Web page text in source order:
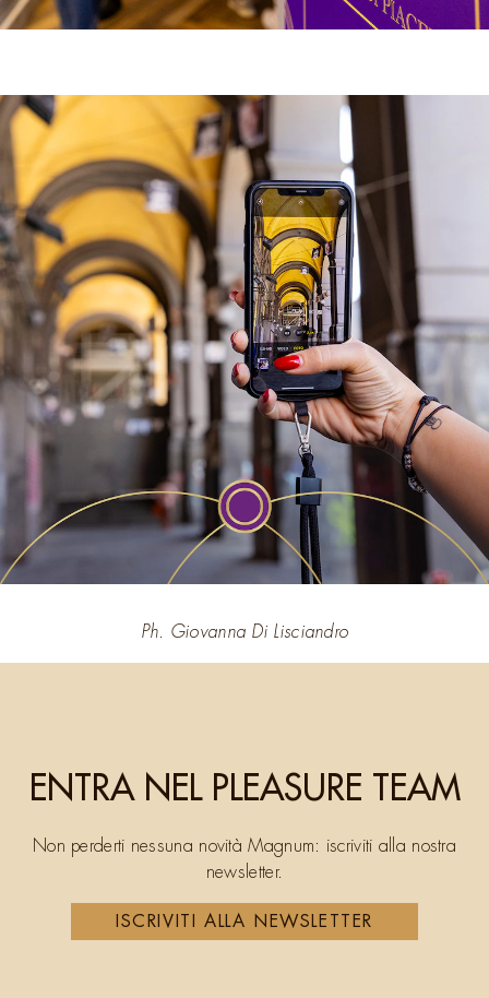
Ph. Giovanna Di Lisciandro
ENTRA NEL PLEASURE TEAM
Non perderti nessuna novità Magnum: iscriviti alla nostra
newsletter.
ISCRIVITI ALLA NEWSLETTER